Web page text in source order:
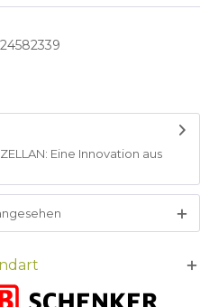
Eine Innovation aus